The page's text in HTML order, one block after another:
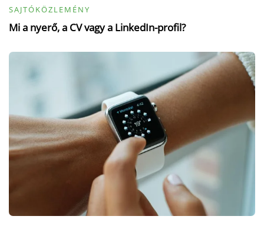
SAJTÓKÖZLEMÉNY
Mi a nyerő, a CV vagy a LinkedIn-profil?